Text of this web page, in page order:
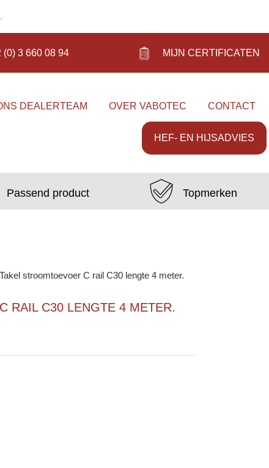
.
(0) 3 660 08 94 MIJN CERTIFICATEN
DEALERTEAM OVER VABOTEC CONTACT
HEF- EN HIJSADVIES
Passend product Topmerken
Takel stroomtoevoer C rail C30 lengte 4 meter.
RAIL C30 LENGTE 4 METER.